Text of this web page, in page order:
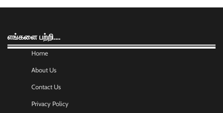
எங்களை பற்றி….
Home
About Us
Contact Us
Privacy Policy